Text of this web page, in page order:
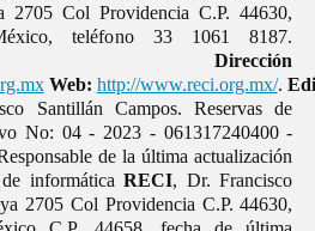
2705 Col Providencia C.P. 44630,
teléfono 33 1061 8187.
Dirección
Web: http://www.reci.org.mx/.
Santillán Campos. Reservas de
No: 04 - 2023 - 061317240400 -
de la última actualización
de informáticaRECI, Dr. Francisco
2705 Col Providencia C.P. 44630,